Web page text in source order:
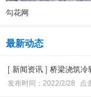
勾花网
最新动态
[ 新闻资讯 ] 桥梁浇筑冷
发布时间：2022/2/28 点